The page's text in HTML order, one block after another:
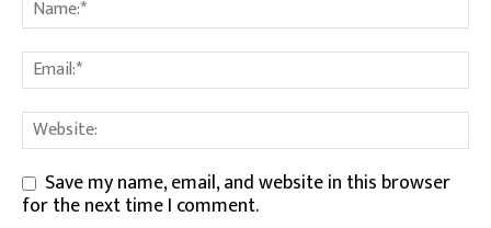
Save my name, email, and website in this browser
for the next time I comment.